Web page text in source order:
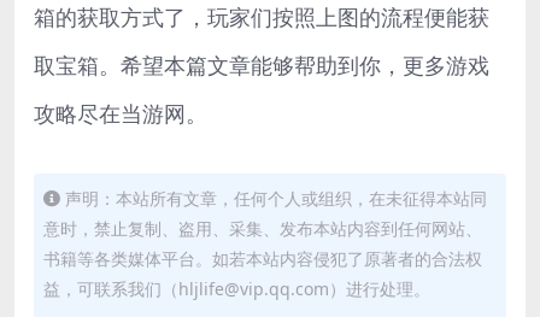
箱的获取方式了，玩家们按照上图的流程便能获
取宝箱。希望本篇文章能够帮助到你，更多游戏
攻略尽在当游网。
声明：本站所有文章，任何个人或组织，在未征得本站同
意时，禁止复制、盗用、采集、发布本站内容到任何网站、
书籍等各类媒体平台。如若本站内容侵犯了原著者的合法权
益，可联系我们（hljlife@vip.qq.com）进行处理。